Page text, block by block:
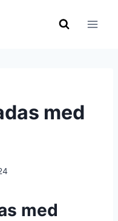
med
med